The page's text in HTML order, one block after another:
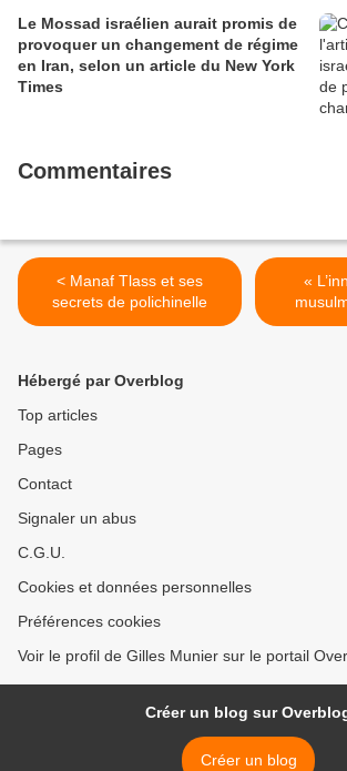
Le Mossad israélien aurait promis de
provoquer un changement de régime
en Iran, selon un article du New York
Times
Commentaires
< Manaf Tlass et ses
secrets de polichinelle
«
Hébergé par Overblog
Top articles
Pages
Contact
Signaler un abus
C.G.U.
Cookies et données personnelles
Préférences cookies
Voir le profil de Gilles Munier sur le portail
Créer un blog sur
Créer un blog